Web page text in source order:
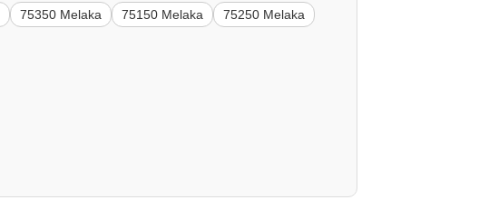
75350 Melaka 75150 Melaka 75250 Melaka